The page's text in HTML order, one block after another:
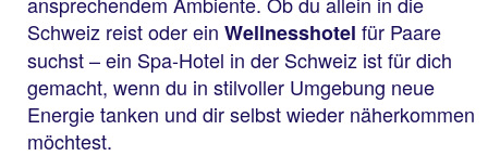
Schweiz reist oder ein Wellnesshotel für Paare
suchst – ein Spa-Hotel in der Schweiz ist für dich
gemacht, wenn du in stilvoller Umgebung neue
Energie tanken und dir selbst wieder näherkommen
möchtest.